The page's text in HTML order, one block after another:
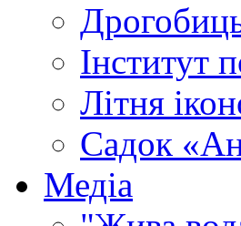
Інститут
Літня
Садок
Медіа